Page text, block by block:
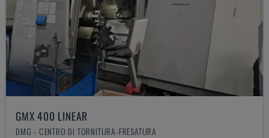
GMX 400 LINEAR
DMG - CENTRO DI TORNITURA-FRESATURA